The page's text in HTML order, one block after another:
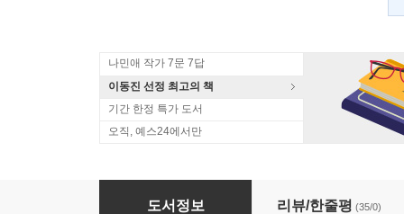
나민애 작가 7문 7답
이동진 선정 최고의 책
기간 한정 특가 도서
오직, 예스24에서만
가슴청년 희망을 도둑맞지 마라
도서정보 리뷰/한줄평 (35/0)